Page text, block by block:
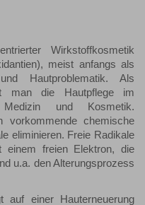
Wirkstoffkosmetik
meist anfangs als
Hautproblematik. Als
man die Hautpflege im
und Kosmetik.
vorkommende chemische
eliminieren. Freie Radikale
einem freien Elektron, die
u.a. den Alterungsprozess
auf einer Hauterneuerung